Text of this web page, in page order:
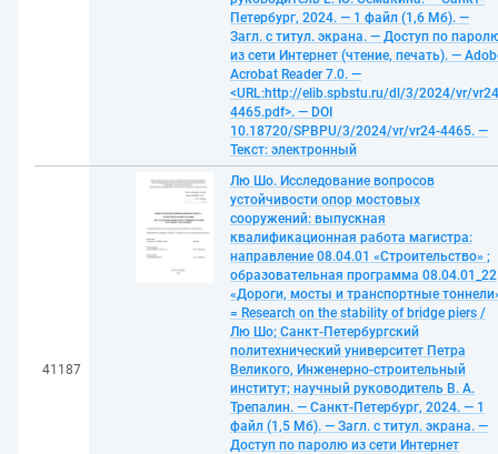
Петербург, 2024. — 1 файл (1,6 Мб). —
Загл. с титул. экрана. — Доступ по
из сети Интернет (чтение, печать). —
Acrobat Reader 7.0. —
<URL:http://elib.spbstu.ru/dl/3/2024/vr/
4465.pdf>. — DOI
10.18720/SPBPU/3/2024/vr/vr24-4465. —
Текст: электронный
41187
Лю Шо. Исследование вопросов
устойчивости опор мостовых
сооружений: выпускная
квалификационная работа магистра:
направление 08.04.01 «Строительство» ;
образовательная программа 08.04.01_22
«Дороги, мосты и транспортные
= Research on the stability of bridge piers /
Лю Шо; Санкт-Петербургский
политехнический университет Петра
Великого, Инженерно-строительный
институт; научный руководитель В. А.
Трепалин. — Санкт-Петербург, 2024. — 1
файл (1,5 Мб). — Загл. с титул. экрана. —
Доступ по паролю из сети Интернет